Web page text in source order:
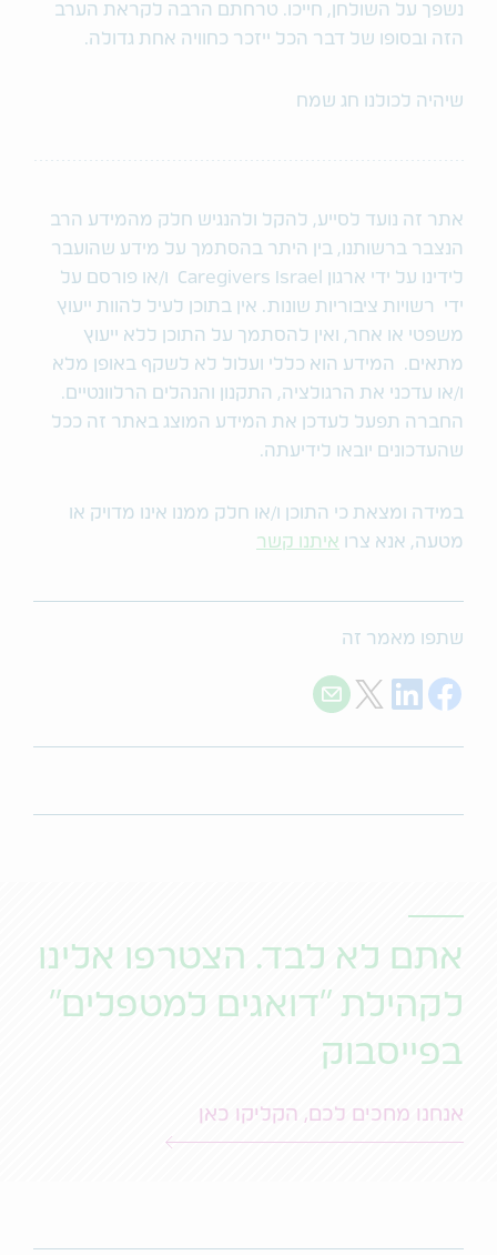
נשפך על השולחן, חייכו. טרחתם הרבה לקראת הערב
הזה ובסופו של דבר הכל ייזכר כחוויה אחת גדולה.
שיהיה לכולנו חג שמח
אתר זה נועד לסייע, להקל ולהנגיש חלק מהמידע הרב
הנצבר ברשותנו, בין היתר בהסתמך על מידע שהועבר
לידינו על ידי ארגון Caregivers Israel ו/או פורסם על
ידי רשויות ציבוריות שונות. אין בתוכן לעיל להוות ייעוץ
משפטי או אחר, ואין להסתמך על התוכן ללא ייעוץ
מתאים. המידע הוא כללי ועלול לא לשקף באופן מלא
ו/או עדכני את הרגולציה, התקנון והנהלים הרלוונטיים.
החברה תפעל לעדכן את המידע המוצג באתר זה ככל
שהעדכונים יובאו לידיעתה.
במידה ומצאת כי התוכן ו/או חלק ממנו אינו מדויק או
מטעה, אנא צרו איתנו קשר
שתפו מאמר זה
Share on Facebook
Share on LinkedIn
Share on Twitter
Share with E-mail
אתם לא לבד. הצטרפו אלינו
לקהילת "דואגים למטפלים"
בפייסבוק
אנחנו מחכים לכם, הקליקו כאן